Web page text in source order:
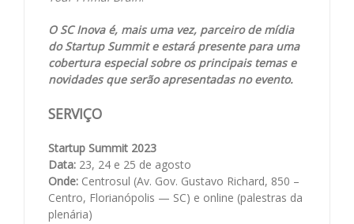
O SC Inova é, mais uma vez, parceiro de mídia
do Startup Summit e estará presente para uma
cobertura especial sobre os principais temas e
novidades que serão apresentadas no evento.
SERVIÇO
Startup Summit 2023
Data: 23, 24 e 25 de agosto
Onde: Centrosul (Av. Gov. Gustavo Richard, 850 –
Centro, Florianópolis — SC) e online (palestras da
plenária)